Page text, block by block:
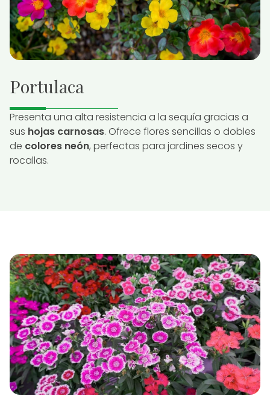
Portulaca
Presenta una alta resistencia a la sequía gracias a
sus hojas carnosas. Ofrece flores sencillas o dobles
de colores neón, perfectas para jardines secos y
rocallas.